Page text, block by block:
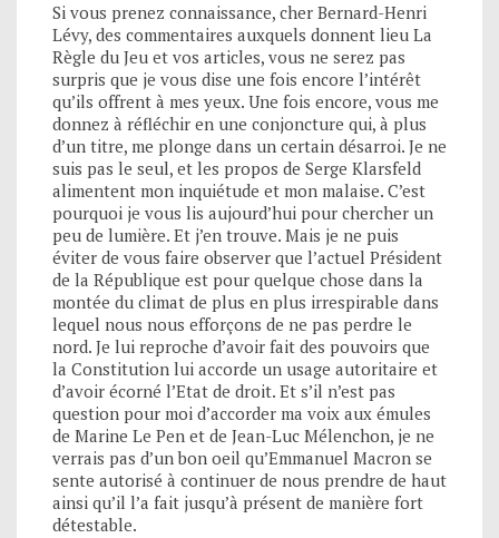
Si vous prenez connaissance, cher Bernard-Henri
Lévy, des commentaires auxquels donnent lieu La
Règle du Jeu et vos articles, vous ne serez pas
surpris que je vous dise une fois encore l’intérêt
qu’ils offrent à mes yeux. Une fois encore, vous me
donnez à réfléchir en une conjoncture qui, à plus
d’un titre, me plonge dans un certain désarroi. Je ne
suis pas le seul, et les propos de Serge Klarsfeld
alimentent mon inquiétude et mon malaise. C’est
pourquoi je vous lis aujourd’hui pour chercher un
peu de lumière. Et j’en trouve. Mais je ne puis
éviter de vous faire observer que l’actuel Président
de la République est pour quelque chose dans la
montée du climat de plus en plus irrespirable dans
lequel nous nous efforçons de ne pas perdre le
nord. Je lui reproche d’avoir fait des pouvoirs que
la Constitution lui accorde un usage autoritaire et
d’avoir écorné l’Etat de droit. Et s’il n’est pas
question pour moi d’accorder ma voix aux émules
de Marine Le Pen et de Jean-Luc Mélenchon, je ne
verrais pas d’un bon oeil qu’Emmanuel Macron se
sente autorisé à continuer de nous prendre de haut
ainsi qu’il l’a fait jusqu’à présent de manière fort
détestable.